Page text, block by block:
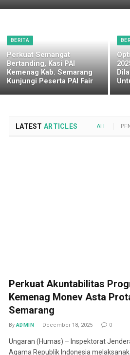
BERITA
Perkuat Semangat
Bertanding, Kasi PAI
Kemenag Kab. Semarang
Kunjungi Peserta PAI Fair
LATEST ARTICLES ALL
Perkuat Akuntabilitas
Kemenag Monev Asta
Semarang
By ADMIN December 18, 2025 0
Ungaran (Humas) – Inspektorat
Agama Republik Indonesia